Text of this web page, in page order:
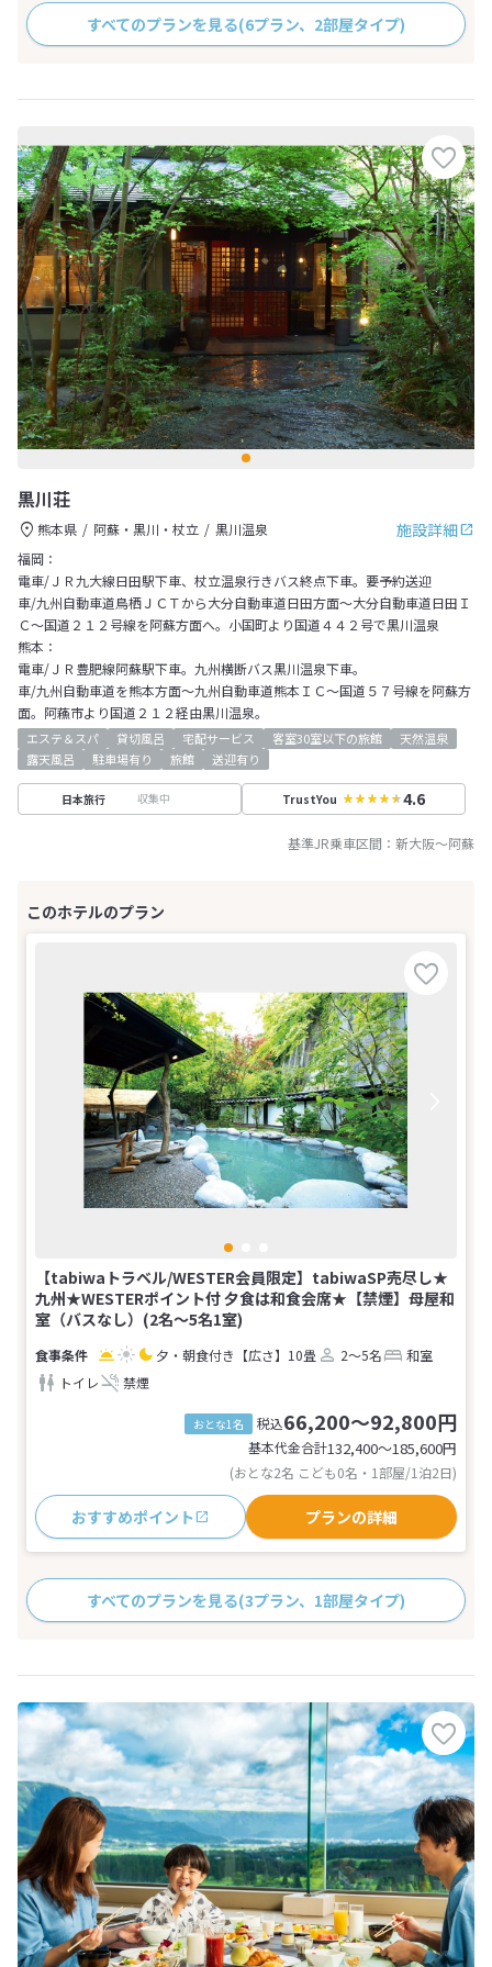
すべてのプランを見る(6プラン、2部屋タイプ)
黒川荘
施設詳細
熊本県 阿蘇・黒川・杖立
黒川温泉
福岡：
電車/ＪＲ九大線日田駅下車、杖立温泉行きバス終点下車。要予約送迎
車/九州自動車道鳥栖ＪＣＴから大分自動車道日田方面～大分自動車道日田Ｉ
Ｃ～国道２１２号線を阿蘇方面へ。小国町より国道４４２号で黒川温泉
熊本：
電車/ＪＲ豊肥線阿蘇駅下車。九州横断バス黒川温泉下車。
車/九州自動車道を熊本方面～九州自動車道熊本ＩＣ～国道５７号線を阿蘇方
面。阿蘓市より国道２１２経由黒川温泉。
エステ＆スパ 貸切風呂 宅配サービス 客室30室以下の旅館
天然温泉
露天風呂
駐車場有り 旅館 送迎有り
日本旅行 収集中 TrustYou 4.6
基準JR乗車区間： 新大阪～阿蘇
【tabiwaトラベル/WESTER会員限定】tabiwaSP売尽し★
九州★WESTERポイント付 夕食は和食会席★【禁煙】母屋和
室（バスなし）(2名～5名1室)
夕・朝食付き 【広さ】10畳 2～5名
和室
トイレ
禁煙
おとな1名 税込66,200～92,800円
基本代金合計132,400〜185,600円
(おとな2名 こども0名・1部屋/1泊2日)
おすすめポイント プランの詳細
すべてのプランを見る(3プラン、1部屋タイプ)